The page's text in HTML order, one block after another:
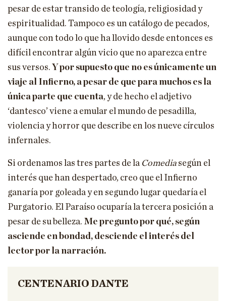
pesar de estar transido de teología, religiosidad y
espiritualidad. Tampoco es un catálogo de pecados,
aunque con todo lo que ha llovido desde entonces es
difícil encontrar algún vicio que no aparezca entre
sus versos. Y por supuesto que no es únicamente un
viaje al Infierno, a pesar de que para muchos es la
única parte que cuenta, y de hecho el adjetivo
‘dantesco’ viene a emular el mundo de pesadilla,
violencia y horror que describe en los nueve círculos
infernales.
Si ordenamos las tres partes de la Comedia según el
interés que han despertado, creo que el Infierno
ganaría por goleada y en segundo lugar quedaría el
Purgatorio. El Paraíso ocuparía la tercera posición a
pesar de su belleza. Me pregunto por qué, según
asciende en bondad, desciende el interés del
lector por la narración.
CENTENARIO DANTE